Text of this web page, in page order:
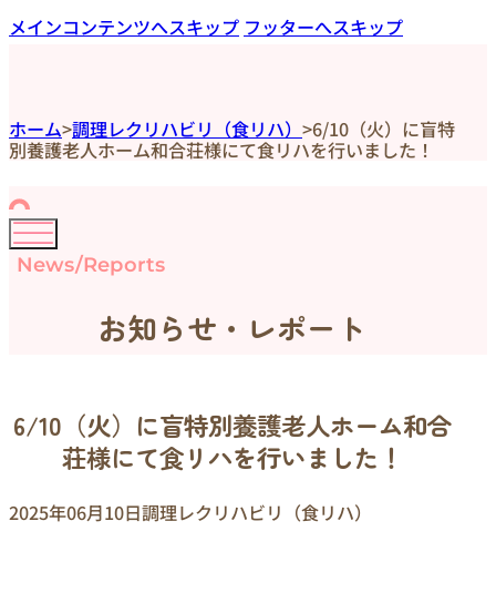
メインコンテンツへスキップ フッターへスキップ
ホーム>調理レクリハビリ（食リハ） >6/10（火）に盲特
別養護老人ホーム和合荘様にて食リハを行いました！
News/Reports
お知らせ・レポート
6/10（火）に盲特別養護老人ホーム和合
荘様にて食リハを行いました！
2025年06月10日調理レクリハビリ（食リハ）